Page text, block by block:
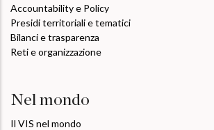
Accountability e Policy
Presidi territoriali e tematici
Bilanci e trasparenza
Reti e organizzazione
Nel mondo
Il VIS nel mondo